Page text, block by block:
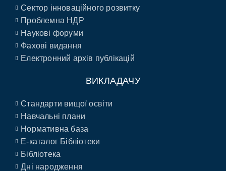
Сектор інноваційного розвитку
Проблемна НДР
Наукові форуми
Фахові видання
Електронний архів публікацій
ВИКЛАДАЧУ
Стандарти вищої освіти
Навчальні плани
Нормативна база
E-каталог Бібліотеки
Бібліотека
Дні народження